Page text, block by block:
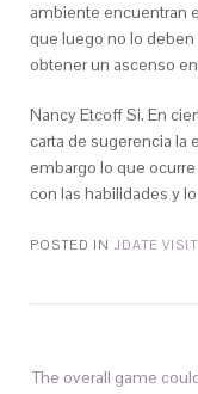
ambiente encuentran
que luego no lo
obtener un ascenso
Nancy Etcoff Si. En
carta de sugerencia la
embargo lo que
con las habilidades y
POSTED IN JDATE
The overall game